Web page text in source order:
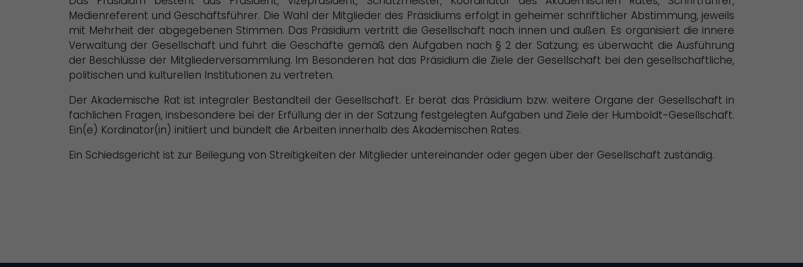
Medienreferent und Geschäftsführer. Die Wahl der Mitglieder des Präsidiums erfolgt in geheimer schriftlicher Abstimmung, jeweils
mit Mehrheit der abgegebenen Stimmen. Das Präsidium vertritt die Gesellschaft nach innen und außen. Es organisiert die innere
Verwaltung der Gesellschaft und führt die Geschäfte gemäß den Aufgaben nach § 2 der Satzung; es überwacht die Ausführung
der Beschlüsse der Mitgliederversammlung. Im Besonderen hat das Präsidium die Ziele der Gesellschaft bei den gesellschaftliche,
politischen und kulturellen Institutionen zu vertreten.
Der Akademische Rat ist integraler Bestandteil der Gesellschaft. Er berät das Präsidium bzw. weitere Organe der Gesellschaft in
fachlichen Fragen, insbesondere bei der Erfüllung der in der Satzung festgelegten Aufgaben und Ziele der Humboldt-Gesellschaft.
Ein(e) Kordinator(in) initiiert und bündelt die Arbeiten innerhalb des Akademischen Rates.
Ein Schiedsgericht ist zur Beilegung von Streitigkeiten der Mitglieder untereinander oder gegen über der Gesellschaft zuständig.